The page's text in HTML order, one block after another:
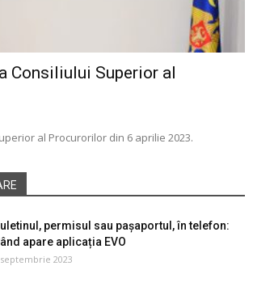
Consiliului Superior al
al Procurorilor din 6 aprilie 2023.
permisul sau pașaportul, în telefon:
apare aplicația EVO
2023